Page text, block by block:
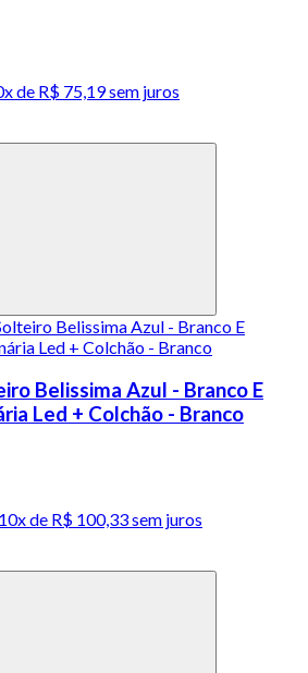
de R$ 75,19 sem juros
Belissima Azul - Branco E
Led + Colchão - Branco
10x de R$ 100,33 sem juros